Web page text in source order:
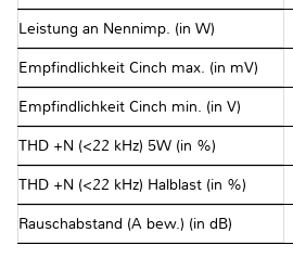
Leistung an Nennimp. (in W)
Empfindlichkeit Cinch max. (in mV)
Empfindlichkeit Cinch min. (in V)
THD +N (<22 kHz) 5W (in %)
THD +N (<22 kHz) Halblast (in %)
Rauschabstand (A bew.) (in dB)